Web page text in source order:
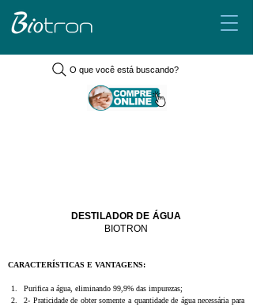
O que você está buscando?
DESTILADOR DE ÁGUA
BIOTRON
CARACTERÍSTICAS E VANTAGENS:
Purifica a água, eliminando 99,9% das impurezas;
2- Praticidade de obter somente a quantidade de água necessária para